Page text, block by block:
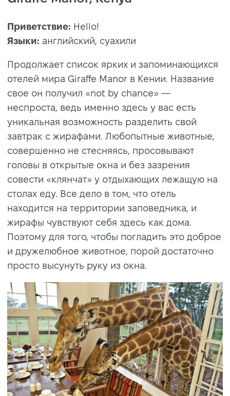
Приветствие: Hello!
Языки: английский, суахили
Продолжает список ярких и запоминающихся
отелей мира Giraffe Manor в Кении. Название
свое он получил «not by chance» —
неспроста, ведь именно здесь у вас есть
уникальная возможность разделить свой
завтрак с жирафами. Любопытные животные,
совершенно не стесняясь, просовывают
головы в открытые окна и без зазрения
совести «клянчат» у отдыхающих лежащую на
столах еду. Все дело в том, что отель
находится на территории заповедника, и
жирафы чувствуют себя здесь как дома.
Поэтому для того, чтобы погладить это доброе
и дружелюбное животное, порой достаточно
просто высунуть руку из окна.